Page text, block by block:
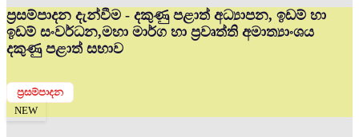
ප්‍රසම්පාදන දැන්වීම - දකුණු පළාත් අධ්‍යාපන, ඉඩම් හා
ඉඩම් සංවර්ධන,මහා මාර්ග හා ප්‍රවෘත්ති අමාත්‍යාංශය
දකුණු පළාත් සභාව
ප්‍රසම්පාදන
NEW